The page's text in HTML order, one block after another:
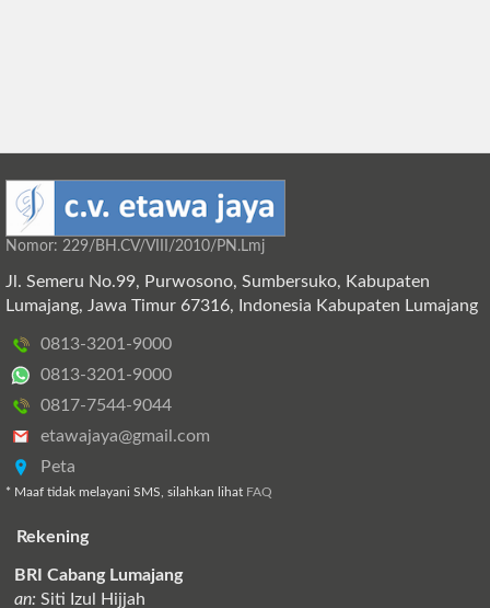
Nomor: 229/BH.CV/VIII/2010/PN.Lmj
Jl. Semeru No.99, Purwosono, Sumbersuko, Kabupaten
Lumajang, Jawa Timur 67316, Indonesia Kabupaten Lumajang
0813-3201-9000
0813-3201-9000
0817-7544-9044
etawajaya@gmail.com
Peta
* Maaf tidak melayani SMS, silahkan lihat FAQ
Rekening
BRI Cabang Lumajang
an: Siti Izul Hijjah